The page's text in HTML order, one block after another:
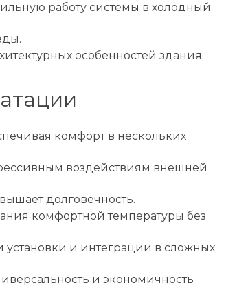
работу системы в холодный
особенностей здания.
комфорт в нескольких
воздействиям внешней
долговечность.
комфортной температуры без
и интеграции в сложных
и экономичность